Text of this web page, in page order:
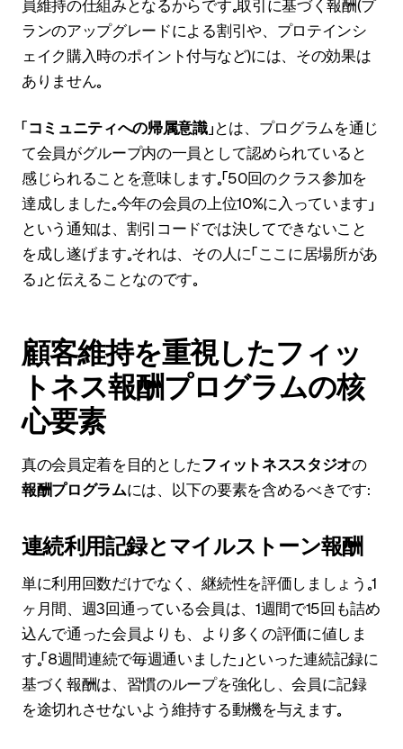
員維持の仕組みとなるからです。取引に基づく報酬（プ
ランのアップグレードによる割引や、プロテインシ
ェイク購入時のポイント付与など）には、その効果は
ありません。
「コミュニティへの帰属意識」とは、プログラムを通じ
て会員がグループ内の一員として認められていると
感じられることを意味します。「50回のクラス参加を
達成しました。今年の会員の上位10％に入っています」
という通知は、割引コードでは決してできないこと
を成し遂げます。それは、その人に「ここに居場所があ
る」と伝えることなのです。
顧客維持を重視したフィッ
トネス報酬プログラムの核
心要素
真の会員定着を目的としたフィットネススタジオの
報酬プログラムには、以下の要素を含めるべきです：
連続利用記録とマイルストーン報酬
単に利用回数だけでなく、継続性を評価しましょう。1
ヶ月間、週3回通っている会員は、1週間で15回も詰め
込んで通った会員よりも、より多くの評価に値しま
す。「8週間連続で毎週通いました」といった連続記録に
基づく報酬は、習慣のループを強化し、会員に記録
を途切れさせないよう維持する動機を与えます。